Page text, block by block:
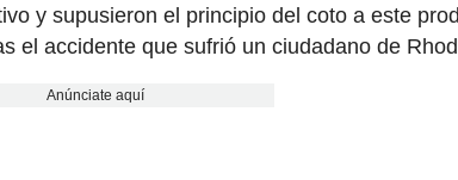
y supusieron el principio del coto a este
el accidente que sufrió un ciudadano de
Anúnciate aquí